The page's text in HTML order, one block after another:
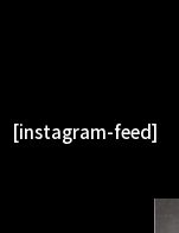
[instagram-feed]